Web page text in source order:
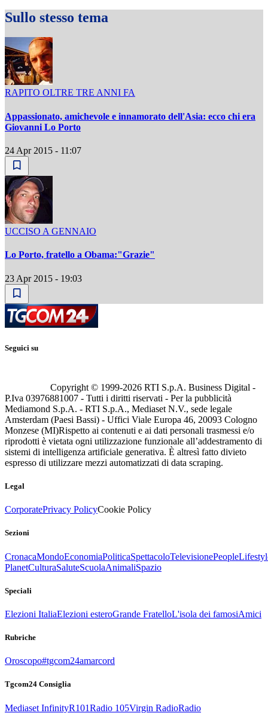
Sullo stesso tema
RAPITO OLTRE TRE ANNI FA
Appassionato, amichevole e innamorato dell'Asia: ecco chi era
Giovanni Lo Porto
24 Apr 2015 - 11:07
UCCISO A GENNAIO
Lo Porto, fratello a Obama:"Grazie"
23 Apr 2015 - 19:03
Seguici su
Copyright © 1999-2026 RTI S.p.A. Business Digital -
P.Iva 03976881007 - Tutti i diritti riservati - Per la pubblicità
Mediamond S.p.A. - RTI S.p.A., Mediaset N.V., sede legale
Amsterdam (Paesi Bassi) - Uffici Viale Europa 46, 20093 Cologno
Monzese (MI)Rispetto ai contenuti e ai dati personali trasmessi e/o
riprodotti è vietata ogni utilizzazione funzionale all’addestramento di
sistemi di intelligenza artificiale generativa. È altresì fatto divieto
espresso di utilizzare mezzi automatizzati di data scraping.
Legal
CorporatePrivacy PolicyCookie Policy
Sezioni
CronacaMondoEconomiaPoliticaSpettacoloTelevisionePeople
PlanetCulturaSaluteScuolaAnimaliSpazio
Speciali
Elezioni ItaliaElezioni esteroGrande FratelloL'isola dei famosiAmici
Rubriche
Oroscopo#tgcom24amarcord
Tgcom24 Consiglia
Mediaset InfinityR101Radio 105Virgin RadioRadio